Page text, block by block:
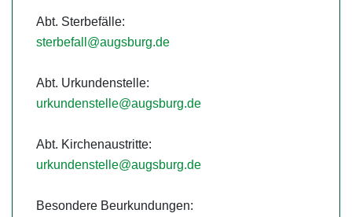
Abt. Sterbefälle:
sterbefall@augsburg.de
Abt. Urkundenstelle:
urkundenstelle@augsburg.de
Abt. Kirchenaustritte:
urkundenstelle@augsburg.de
Besondere Beurkundungen: